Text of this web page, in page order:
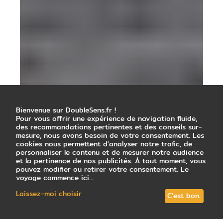
Bienvenue sur DoubleSens.fr !
Pour vous offrir une expérience de navigation fluide,
des recommandations pertinentes et des conseils sur-
mesure, nous avons besoin de votre consentement. Les
cookies nous permettent d'analyser notre trafic, de
personnaliser le contenu et de mesurer notre audience
et la pertinence de nos publicités. À tout moment, vous
pouvez modifier ou retirer votre consentement. Le
voyage commence ici…
Laissez-moi choisir
C'est bon.